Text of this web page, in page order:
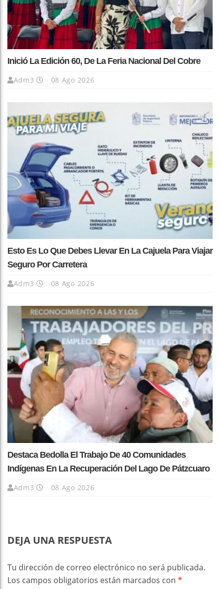
Inició La Edición 60, De La Feria Nacional Del Cobre
Adm3 08 Ago 2026
Esto Es Lo Que Debes Llevar En La Cajuela Para Viajar
Seguro Por Carretera
Adm3 08 Ago 2026
Destaca Bedolla El Trabajo De 40 Comunidades
Indígenas En La Recuperación Del Lago De Pátzcuaro
Adm3 08 Ago 2026
DEJA UNA RESPUESTA
Tu dirección de correo electrónico no será publicada.
Los campos obligatorios están marcados con *